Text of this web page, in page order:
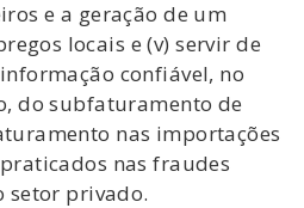
e a geração de um
locais e (v) servir de
confiável, no
do subfaturamento de
nas importações
nas fraudes
setor privado.